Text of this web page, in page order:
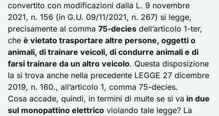
convertito con modificazioni dalla L. 9 novembre
2021, n. 156 (in G.U. 09/11/2021, n. 267) si legge,
precisamente al comma 75-decies dell’articolo 1-ter,
che è vietato trasportare altre persone, oggetti o
animali, di trainare veicoli, di condurre animali e di
farsi trainare da un altro veicolo. Questa disposizione
la si trova anche nella precedente LEGGE 27 dicembre
2019, n. 160., all’articolo 1, comma 75-decies.
Cosa accade, quindi, in termini di multe se si va in due
sul monopattino elettrico violando tale legge? La